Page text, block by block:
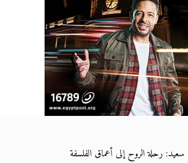
سعيد: رحلة الروح إلى أعماق الفلسفة